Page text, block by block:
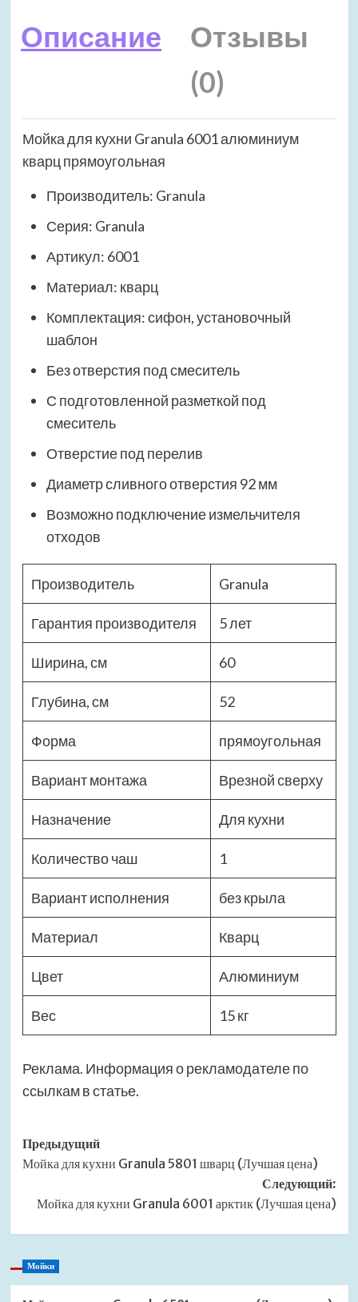
Описание
Отзывы
(0)
Мойка для кухни Granula 6001 алюминиум
кварц прямоугольная
Производитель: Granula
Серия: Granula
Артикул: 6001
Материал: кварц
Комплектация: сифон, установочный
шаблон
Без отверстия под смеситель
С подготовленной разметкой под
смеситель
Отверстие под перелив
Диаметр сливного отверстия 92 мм
Возможно подключение измельчителя
отходов
Производитель Granula
Гарантия производителя 5 лет
Ширина, см 60
Глубина, см 52
Форма прямоугольная
Вариант монтажа Врезной сверху
Назначение Для кухни
Количество чаш 1
Вариант исполнения без крыла
Материал Кварц
Цвет Алюминиум
Вес 15 кг
Реклама. Информация о рекламодателе по
ссылкам в статье.
Навигация
записи
Предыдущий
Мойка для кухни Granula 5801 шварц (Лучшая цена)
Следующий:
Мойка для кухни Granula 6001 арктик (Лучшая цена)
Мойки